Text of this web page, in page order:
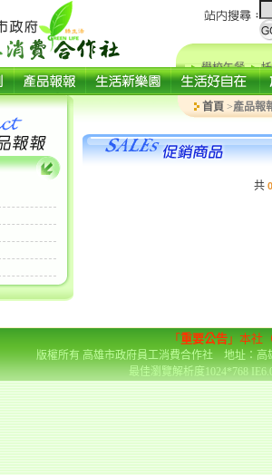
學校午餐
首頁 >產品報
共 0
「 重要公告」本社
版權所有 高雄市政府員工消費合作社 地址：高
最佳瀏覽解析度1024*768